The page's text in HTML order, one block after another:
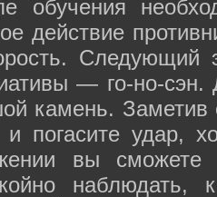
обучения
действие
— го-но-
камень.
и погасите удар,
вы сможете
наблюдать,